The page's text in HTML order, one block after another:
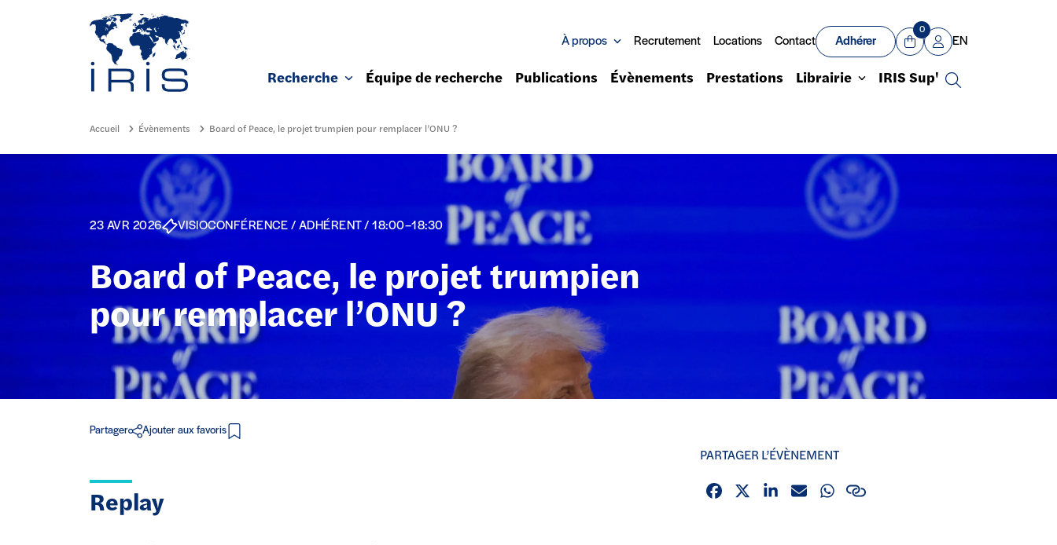
Aller au contenu principal
À propos Recrutement Locations Contact Adhérer
Panier
0
Mon compte
EN
Recherche Équipe de recherche Publications Évènements Prestations Librairie IRIS Sup'
Recherche
Accueil Évènements Board of Peace, le projet trumpien pour remplacer l’ONU ?
23 AVR 2026 VISIOCONFÉRENCE / ADHÉRENT / 18:00–18:30
Board of Peace, le projet trumpien
pour remplacer l’ONU ?
Partager Ajouter aux favoris
en PDF
Replay
PARTAGER L’ÉVÈNEMENT
FacebookX (Twitter)
LinkedinEmailWhatsapp
Lien